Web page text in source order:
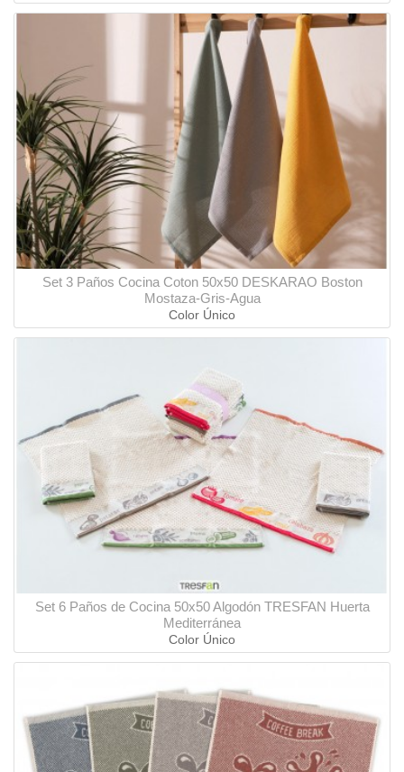
Set 3 Paños Cocina Coton 50x50 DESKARAO Boston
Mostaza-Gris-Agua
Color Único
Set 6 Paños de Cocina 50x50 Algodón TRESFAN Huerta
Mediterránea
Color Único